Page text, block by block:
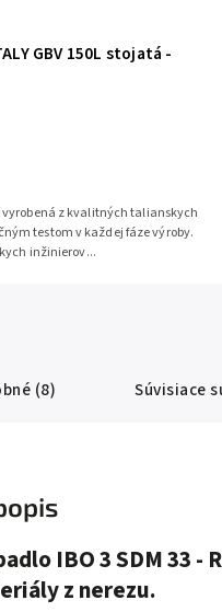
GBV 150L stojatá -
vyrobená z kvalitných talianskych
testom v každej fáze výroby.
inžinierov...
(8) Súvisiace
IBO 3 SDM 33
z nerezu.